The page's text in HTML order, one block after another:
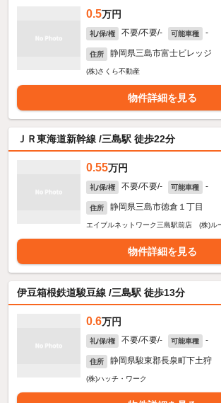
0.5万円
礼/保/権 不要/不要/- 可能車種 -
住所 静岡県三島市富士ビレッジ
(株)さくら不動産
物件詳細を見る
ＪＲ東海道新幹線 /三島駅 徒歩22分
0.55万円
礼/保/権 不要/不要/- 可能車種 -
住所 静岡県三島市徳倉１丁目
エイブルネットワーク三島駅前店 (株)ル
物件詳細を見る
伊豆箱根鉄道駿豆線 /三島駅 徒歩13分
0.6万円
礼/保/権 不要/不要/- 可能車種 -
住所 静岡県駿東郡長泉町下土狩
(株)ハッチ・ワーク